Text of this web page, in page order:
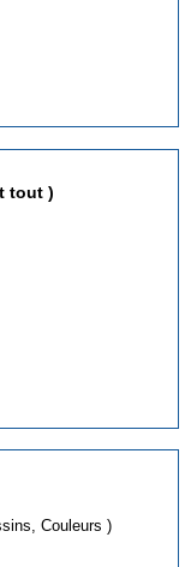
c'est tout )
( Dessins, Couleurs )